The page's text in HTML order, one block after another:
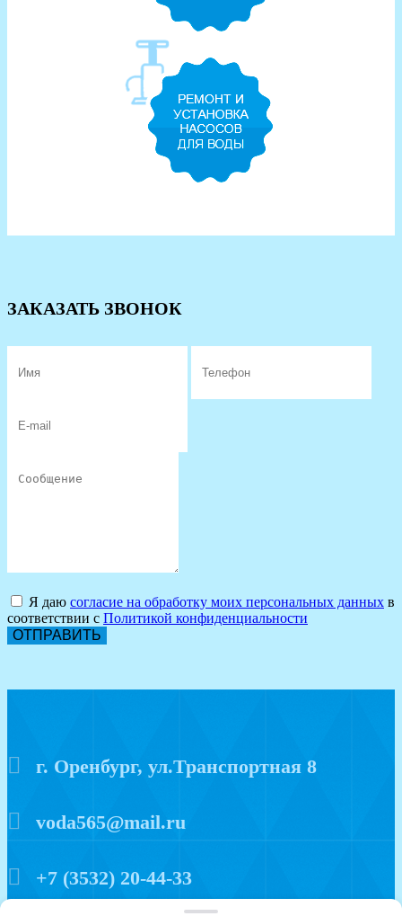
ЗАКАЗАТЬ ЗВОНОК
Я даю согласие на обработку моих персональных данных в
соответствии с Политикой конфиденциальности
ОТПРАВИТЬ
г. Оренбург, ул.Транспортная 8
voda565@mail.ru
+7 (3532) 20-44-33